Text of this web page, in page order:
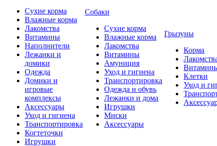
Сухие корма
Влажные корма
Лакомства
Витамины
Наполнители
Лежанки и
домики
Одежда
Домики и
игровые
комплексы
Аксессуары
Уход и гигиена
Транспортировка
Когтеточки
Игрушки
Собаки
Сухие корма
Влажные корма
Лакомства
Витамины
Амуниция
Уход и гигиена
Транспортировка
Одежда и обувь
Лежанки и дома
Игрушки
Миски
Аксессуары
Грызуны
Корма
Клетки
Уход и